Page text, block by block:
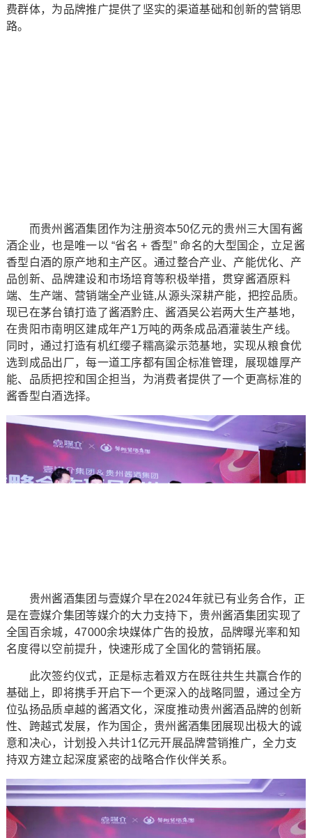
费群体，为品牌推广提供了坚实的渠道基础和创新的营销思
路。
而贵州酱酒集团作为注册资本50亿元的贵州三大国有酱
酒企业，也是唯一以 “省名 + 香型” 命名的大型国企，立足酱
香型白酒的原产地和主产区。通过整合产业、产能优化、产
品创新、品牌建设和市场培育等积极举措，贯穿酱酒原料
端、生产端、营销端全产业链,从源头深耕产能，把控品质。
现已在茅台镇打造了酱酒黔庄、酱酒吴公岩两大生产基地，
在贵阳市南明区建成年产1万吨的两条成品酒灌装生产线。
同时，通过打造有机红缨子糯高粱示范基地，实现从粮食优
选到成品出厂，每一道工序都有国企标准管理，展现雄厚产
能、品质把控和国企担当，为消费者提供了一个更高标准的
酱香型白酒选择。
贵州酱酒集团与壹媒介早在2024年就已有业务合作，正
是在壹媒介集团等媒介的大力支持下，贵州酱酒集团实现了
全国百余城，47000余块媒体广告的投放，品牌曝光率和知
名度得以空前提升，快速形成了全国化的营销拓展。
此次签约仪式，正是标志着双方在既往共生共赢合作的
基础上，即将携手开启下一个更深入的战略同盟，通过全方
位弘扬品质卓越的酱酒文化，深度推动贵州酱酒品牌的创新
性、跨越式发展，作为国企，贵州酱酒集团展现出极大的诚
意和决心，计划投入共计1亿元开展品牌营销推广，全力支
持双方建立起深度紧密的战略合作伙伴关系。